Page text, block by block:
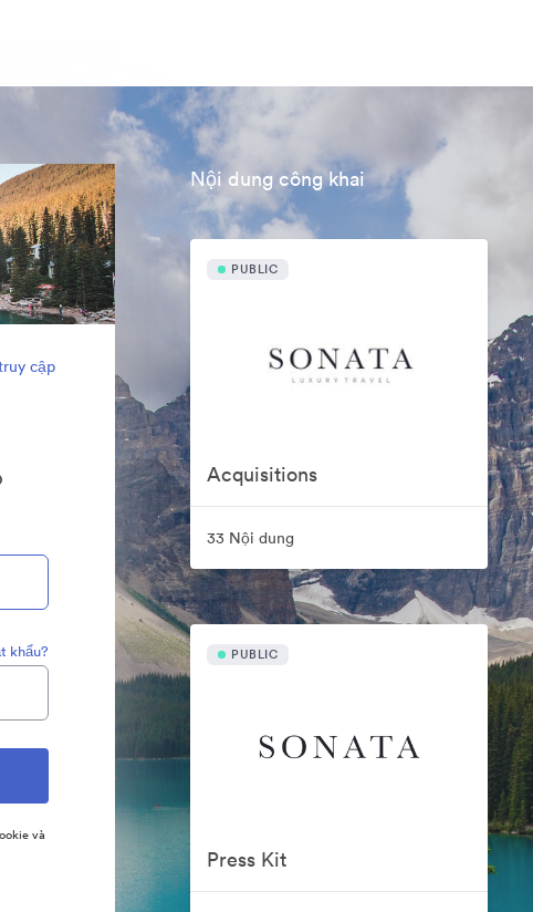
cập
khẩu?
và
Nội dung công khai
PUBLIC
Acquisitions
33 Nội dung
PUBLIC
Press Kit